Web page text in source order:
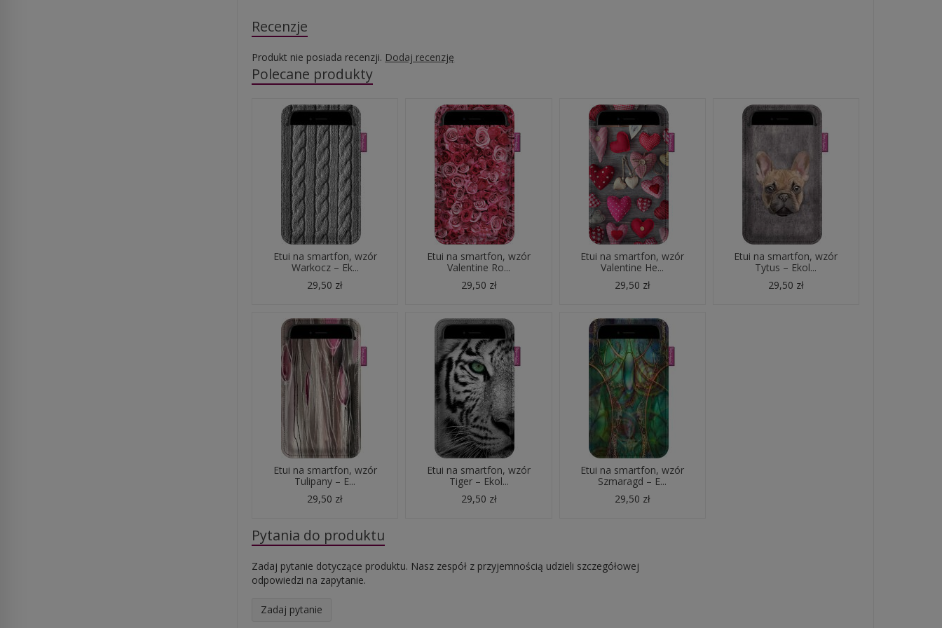
Recenzje
Produkt nie posiada recenzji. Dodaj recenzję
Polecane produkty
Etui na smartfon, wzór
Warkocz – Ek...
29,50 zł
Etui na smartfon, wzór
Valentine Ro...
29,50 zł
Etui na smartfon, wzór
Valentine He...
29,50 zł
Etui na smartfon, wzór
Tytus – Ekol...
29,50 zł
Etui na smartfon, wzór
Tulipany – E...
29,50 zł
Etui na smartfon, wzór
Tiger – Ekol...
29,50 zł
Etui na smartfon, wzór
Szmaragd – E...
29,50 zł
Pytania do produktu
Zadaj pytanie dotyczące produktu. Nasz zespół z przyjemnością udzieli szczegółowej
odpowiedzi na zapytanie.
Zadaj pytanie